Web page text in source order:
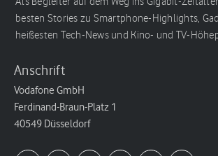
besten Stories zu Smartphone-Highlights,
heißesten Tech-News und Kino- und TV-
Anschrift
Vodafone GmbH
Ferdinand-Braun-Platz 1
40549 Düsseldorf